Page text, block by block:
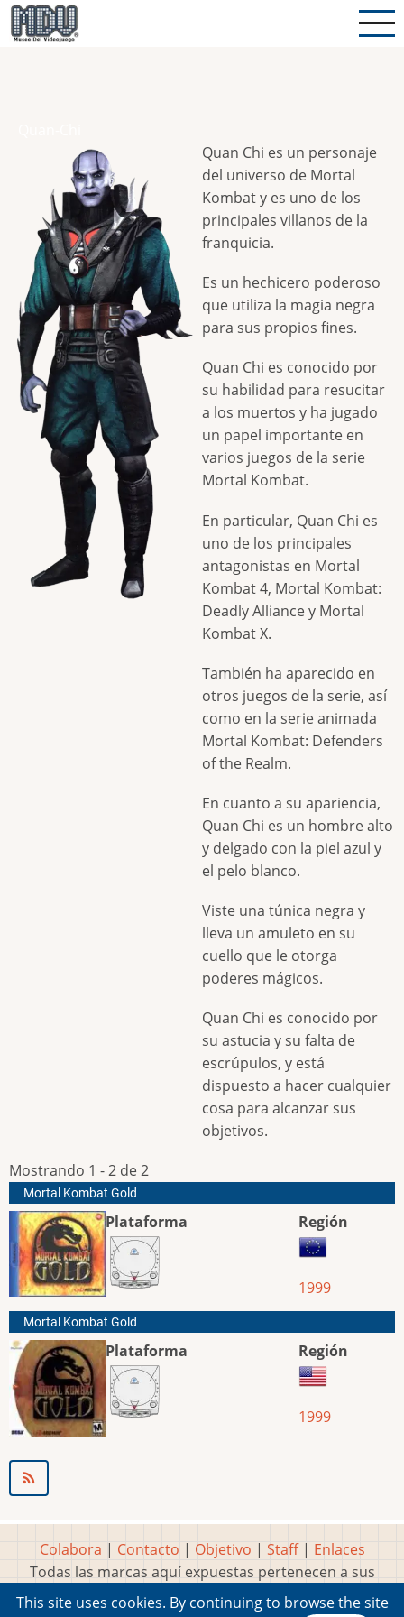
Pasar
al
Quan Chi es un personaje
del universo de Mortal
Kombat y es uno de los
principales villanos de la
franquicia.
Es un hechicero poderoso
que utiliza la magia negra
para sus propios fines.
Quan Chi es conocido por
su habilidad para resucitar
a los muertos y ha jugado
un papel importante en
varios juegos de la serie
Mortal Kombat.
En particular, Quan Chi es
uno de los principales
antagonistas en Mortal
Kombat 4, Mortal Kombat:
Deadly Alliance y Mortal
Kombat X.
También ha aparecido en
otros juegos de la serie, así
como en la serie animada
Mortal Kombat: Defenders
of the Realm.
En cuanto a su apariencia,
Quan Chi es un hombre alto
y delgado con la piel azul y
el pelo blanco.
Viste una túnica negra y
lleva un amuleto en su
cuello que le otorga
poderes mágicos.
Quan Chi es conocido por
su astucia y su falta de
escrúpulos, y está
dispuesto a hacer cualquier
cosa para alcanzar sus
objetivos.
Mostrando 1 - 2 de 2
Mortal Kombat Gold
Plataforma Región
1999
Mortal Kombat Gold
Plataforma Región
1999
Colabora | Contacto | Objetivo | Staff| Enlaces
Todas las marcas aquí expuestas pertenecen a sus
respectivos y legítimos dueños
This site uses cookies. By continuing to browse the site